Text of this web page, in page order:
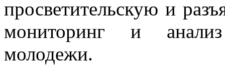
просветительскую и
мониторинг и
молодежи.